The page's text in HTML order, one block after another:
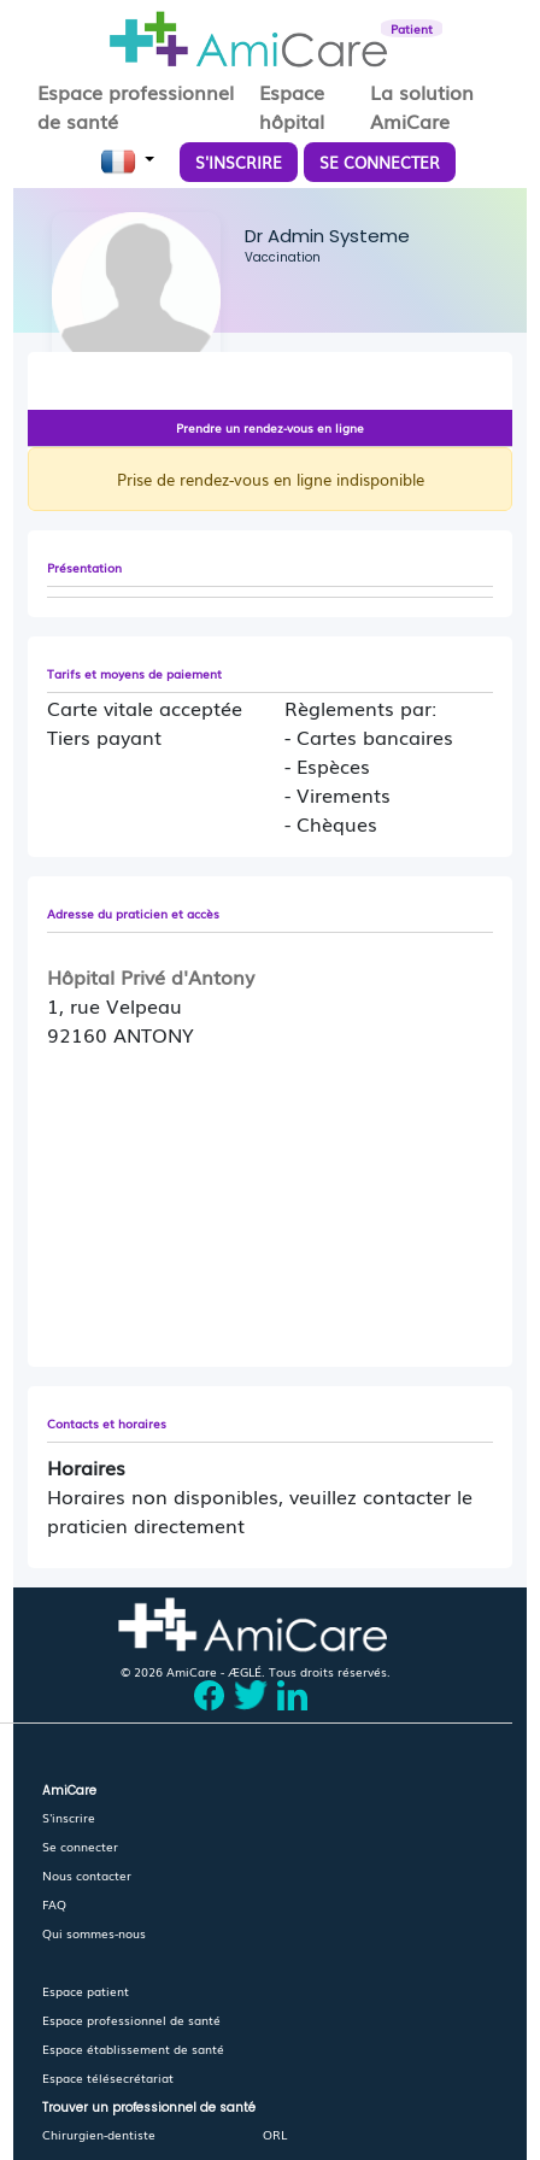
Patient
Espace professionnel
de santé
Espace
hôpital
La solution
AmiCare
S'INSCRIRE SE CONNECTER
Dr Admin Systeme
Vaccination
Présentation
Tarifs et moyens de paiement
Carte vitale acceptée
Tiers payant
Règlements par:
- Cartes bancaires
- Espèces
- Virements
- Chèques
Adresse du praticien et accès
Hôpital Privé d'Antony
1, rue Velpeau
92160 ANTONY
Contacts et horaires
Horaires
Horaires non disponibles, veuillez contacter le
praticien directement
Prendre un rendez-vous en ligne
Prise de rendez-vous en ligne indisponible
© 2026 AmiCare - ÆGLÉ. Tous droits réservés.
AmiCare
S'inscrire
Se connecter
Nous contacter
FAQ
Qui sommes-nous
Espace patient
Espace professionnel de santé
Espace établissement de santé
Espace télésecrétariat
Trouver un professionnel de santé
Chirurgien-dentiste
ORL